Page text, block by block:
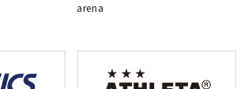
arena